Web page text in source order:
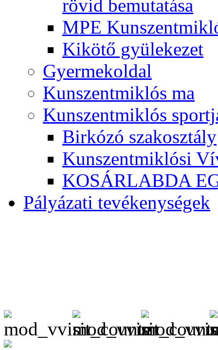
rövid bemutatása
MPE
Kikötő gyülekezet
Gyermekoldal
Kunszentmiklós ma
Kunszentmiklós
Birkózó szakosztály
Kunszentmiklósi
KOSÁRLABDA
Pályázati tevékenységek